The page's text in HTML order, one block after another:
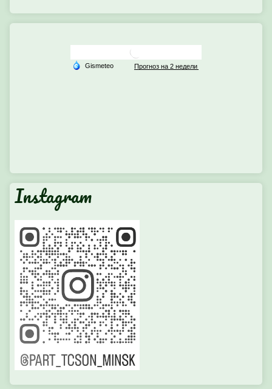
Instagram